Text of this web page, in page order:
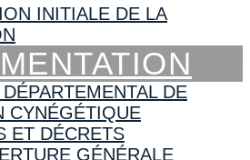
INITIALE DE LA
DE
CYNÉGÉTIQUE
ET DÉCRETS
GÉNÉRALE